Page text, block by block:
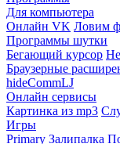
Для компьютера
Онлайн VK Ловим
Программы шутки
Бегающий курсор
Браузерные
hideCommLJ
Онлайн сервисы
Картинка из mp3
Игры
Primary Залипалка